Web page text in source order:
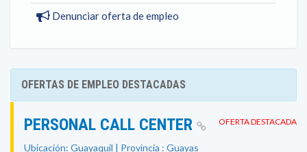
Denunciar oferta de empleo
OFERTAS DE EMPLEO DESTACADAS
OFERTA DESTACADA
PERSONAL CALL CENTER
Ubicación: Guayaquil | Provincia : Guayas